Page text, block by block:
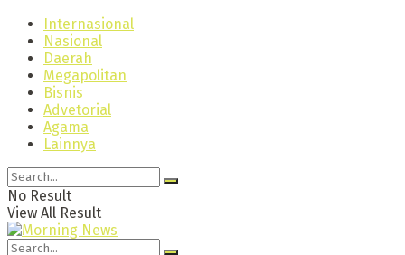
Internasional
Nasional
Daerah
Megapolitan
Bisnis
Advetorial
Agama
Lainnya
No Result
View All Result